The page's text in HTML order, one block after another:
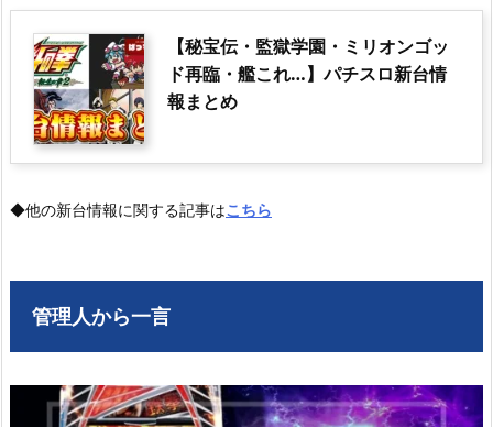
【秘宝伝・監獄学園・ミリオンゴッ
ド再臨・艦これ…】パチスロ新台情
報まとめ
◆他の新台情報に関する記事はこちら
管理人から一言